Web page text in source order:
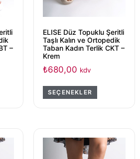
–
ELISE Düz Topuklu Şeritli
Taşlı Kalın ve Ortopedik
Taban Kadın Terlik CKT –
Krem
₺680,00 kdv
SEÇENEKLER